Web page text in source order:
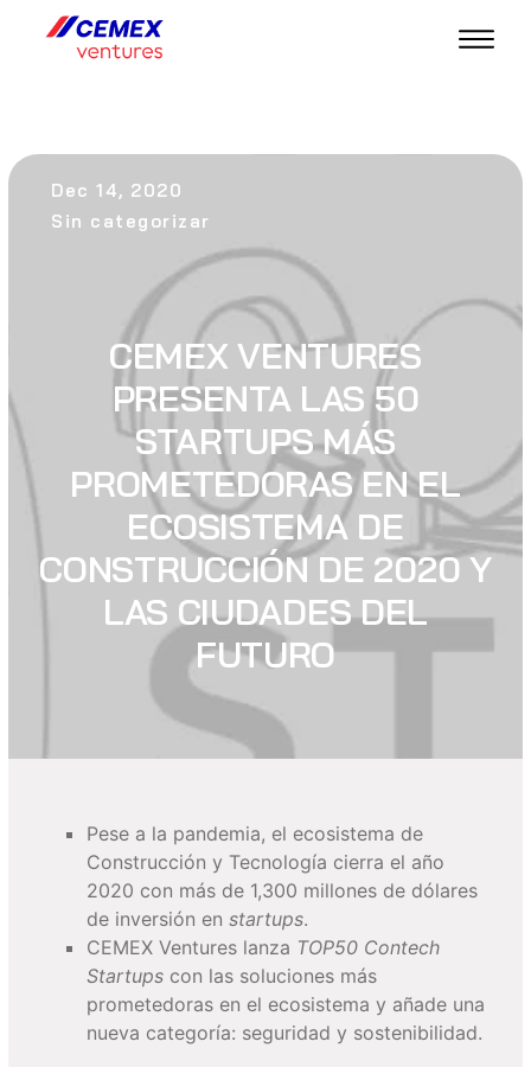
Dec 14, 2020
Sin categorizar
CEMEX VENTURES
PRESENTA LAS 50
STARTUPS MÁS
PROMETEDORAS EN EL
ECOSISTEMA DE
CONSTRUCCIÓN DE 2020 Y
LAS CIUDADES DEL
FUTURO
Pese a la pandemia, el ecosistema de
Construcción y Tecnología cierra el año
2020 con más de 1,300 millones de dólares
de inversión enstartups.
CEMEX Ventures lanza TOP50 Contech
Startups con las soluciones más
prometedoras en el ecosistema y añade una
nueva categoría: seguridad y sostenibilidad.